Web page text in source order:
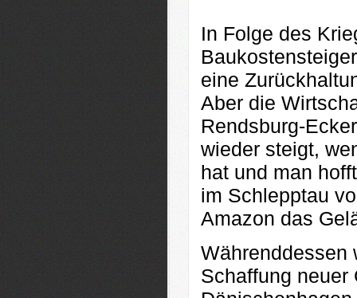
In Folge des
eine
Aber die
Rendsburg-
wieder steigt,
hat und man
im Schlepptau
Amazon das
Währenddessen
Schaffung neuer